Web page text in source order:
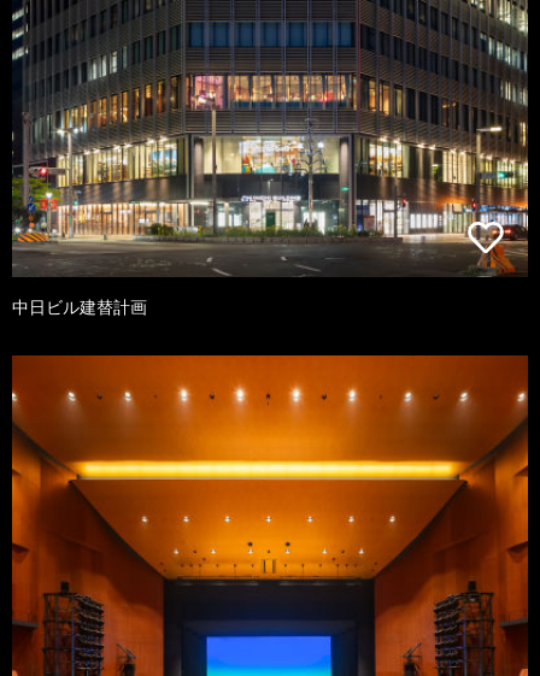
中日ビル建替計画